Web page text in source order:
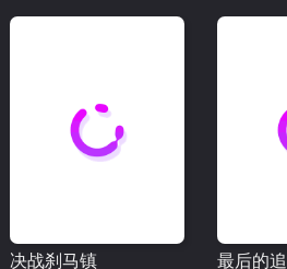
决战刹马镇 最后的